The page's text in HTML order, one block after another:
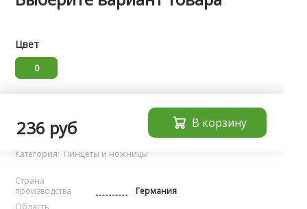
Цвет
0
Бренд:
noName
Категория: Пинцеты и ножницы
Страна
производства
Германия
Область
236 руб В корзину